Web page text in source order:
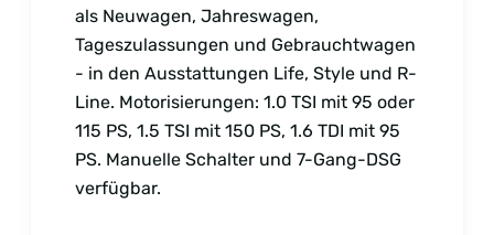
als Neuwagen, Jahreswagen,
Tageszulassungen und Gebrauchtwagen
- in den Ausstattungen Life, Style und R-
Line. Motorisierungen: 1.0 TSI mit 95 oder
115 PS, 1.5 TSI mit 150 PS, 1.6 TDI mit 95
PS. Manuelle Schalter und 7-Gang-DSG
verfügbar.